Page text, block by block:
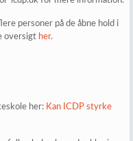
personer på de åbne hold i
oversigt her.
her: Kan ICDP styrke